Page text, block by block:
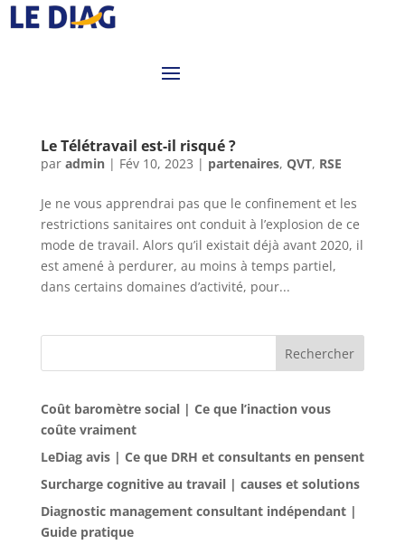
Le Télétravail est-il risqué ?
par admin| Fév 10, 2023 | partenaires, QVT, RSE
Je ne vous apprendrai pas que le confinement et les
restrictions sanitaires ont conduit à l’explosion de ce
mode de travail. Alors qu’il existait déjà avant 2020, il
est amené à perdurer, au moins à temps partiel,
dans certains domaines d’activité, pour...
Rechercher
Coût baromètre social | Ce que l’inaction vous
coûte vraiment
LeDiag avis | Ce que DRH et consultants en pensent
Surcharge cognitive au travail | causes et solutions
Diagnostic management consultant indépendant |
Guide pratique